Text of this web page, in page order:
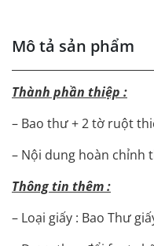
Mô tả sản phẩm
Thành phần thiệp :
– Bao thư + 2 tờ ruột
– Nội dung hoàn chỉnh
Thông tin thêm :
– Loại giấy : Bao Thư